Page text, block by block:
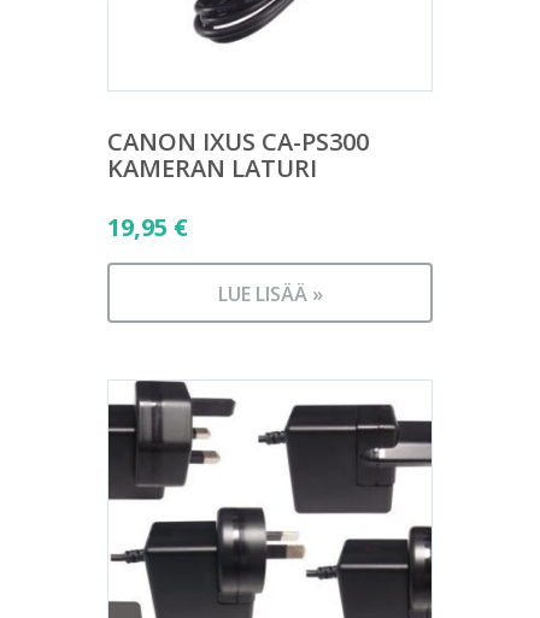
CANON IXUS CA-PS300
KAMERAN LATURI
19,95 €
LUE LISÄÄ »